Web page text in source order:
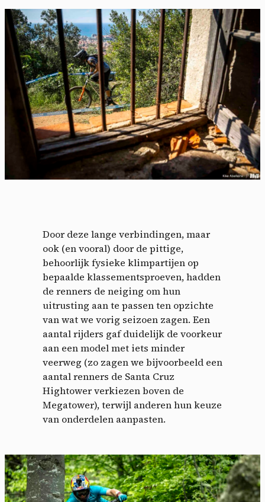
Door deze lange verbindingen, maar
ook (en vooral) door de pittige,
behoorlijk fysieke klimpartijen op
bepaalde klassementsproeven, hadden
de renners de neiging om hun
uitrusting aan te passen ten opzichte
van wat we vorig seizoen zagen. Een
aantal rijders gaf duidelijk de voorkeur
aan een model met iets minder
veerweg (zo zagen we bijvoorbeeld een
aantal renners de Santa Cruz
Hightower verkiezen boven de
Megatower), terwijl anderen hun keuze
van onderdelen aanpasten.